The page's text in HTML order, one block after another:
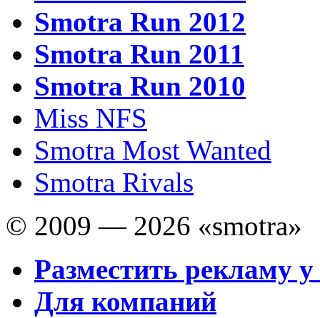
Smotra Run 2012
Smotra Run 2011
Smotra Run 2010
Miss NFS
Smotra Most Wanted
Smotra Rivals
© 2009 — 2026 «smotra»
Разместить рекламу у
Для компаний